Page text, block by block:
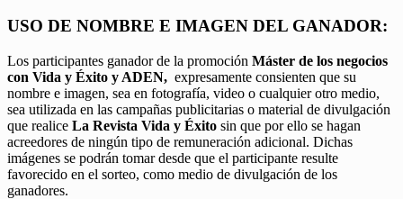
USO DE NOMBRE E IMAGEN DEL GANADOR:
Los participantes ganador de la promoción Máster de los negocios
con Vida y Éxito y ADEN, expresamente consienten que su
nombre e imagen, sea en fotografía, video o cualquier otro medio,
sea utilizada en las campañas publicitarias o material de divulgación
que realice La Revista Vida y Éxito sin que por ello se hagan
acreedores de ningún tipo de remuneración adicional. Dichas
imágenes se podrán tomar desde que el participante resulte
favorecido en el sorteo, como medio de divulgación de los
ganadores.